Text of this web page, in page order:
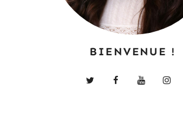
BIENVENUE !